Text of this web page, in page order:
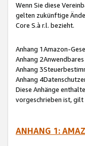
Wenn Sie diese
gelten zukünftige
Core S.à r.l. bezieht.
Anhang 1Amazon-
Anhang
Anhang
Anhang
Diese Anhänge
vorgeschrieben ist, gilt
ANHANG 1: